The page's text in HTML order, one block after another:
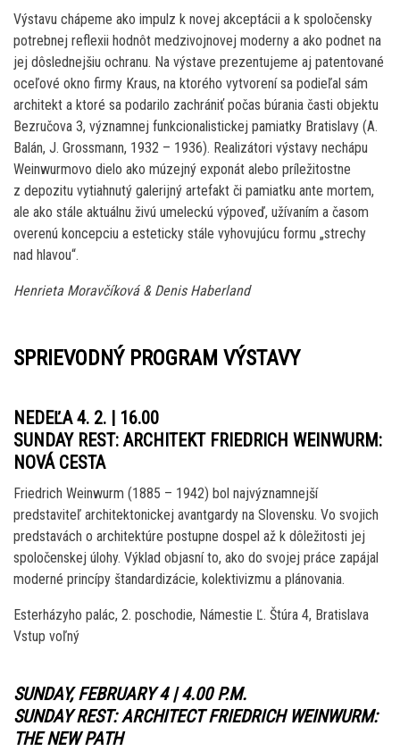
Výstavu chápeme ako impulz k novej akceptácii a k spoločensky
potrebnej reflexii hodnôt medzivojnovej moderny a ako podnet na
jej dôslednejšiu ochranu. Na výstave prezentujeme aj patentované
oceľové okno firmy Kraus, na ktorého vytvorení sa podieľal sám
architekt a ktoré sa podarilo zachrániť počas búrania časti objektu
Bezručova 3, významnej funkcionalistickej pamiatky Bratislavy (A.
Balán, J. Grossmann, 1932 – 1936). Realizátori výstavy nechápu
Weinwurmovo dielo ako múzejný exponát alebo príležitostne
z depozitu vytiahnutý galerijný artefakt či pamiatku ante mortem,
ale ako stále aktuálnu živú umeleckú výpoveď, užívaním a časom
overenú koncepciu a esteticky stále vyhovujúcu formu „strechy
nad hlavou“.
Henrieta Moravčíková & Denis Haberland
SPRIEVODNÝ PROGRAM VÝSTAVY
NEDEĽA 4. 2. | 16.00
SUNDAY REST: ARCHITEKT FRIEDRICH WEINWURM:
NOVÁ CESTA
Friedrich Weinwurm (1885 – 1942) bol najvýznamnejší
predstaviteľ architektonickej avantgardy na Slovensku. Vo svojich
predstavách o architektúre postupne dospel až k dôležitosti jej
spoločenskej úlohy. Výklad objasní to, ako do svojej práce zapájal
moderné princípy štandardizácie, kolektivizmu a plánovania.
Esterházyho palác, 2. poschodie, Námestie Ľ. Štúra 4, Bratislava
Vstup voľný
SUNDAY, FEBRUARY 4 | 4.00 P.M.
SUNDAY REST: ARCHITECT FRIEDRICH WEINWURM:
THE NEW PATH